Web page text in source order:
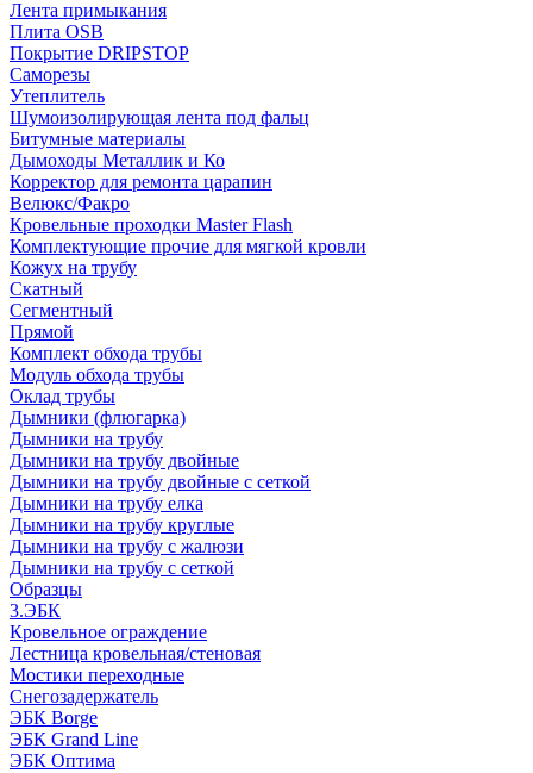
Лента примыкания
Плита OSB
Покрытие DRIPSTOP
Саморезы
Утеплитель
Шумоизолирующая лента под фальц
Битумные материалы
Дымоходы Металлик и Ко
Корректор для ремонта царапин
Велюкс/Факро
Кровельные проходки Master Flash
Комплектующие прочие для мягкой кровли
Кожух на трубу
Скатный
Сегментный
Прямой
Комплект обхода трубы
Модуль обхода трубы
Оклад трубы
Дымники (флюгарка)
Дымники на трубу
Дымники на трубу двoйные
Дымники на трубу двoйные с сеткой
Дымники на трубу елка
Дымники на трубу круглые
Дымники на трубу с жалюзи
Дымники на трубу с сеткой
Образцы
3.ЭБК
Кровельное ограждение
Лестница кровельная/стеновая
Мостики переходные
Снегозадержатель
ЭБК Borge
ЭБК Grand Line
ЭБК Оптима